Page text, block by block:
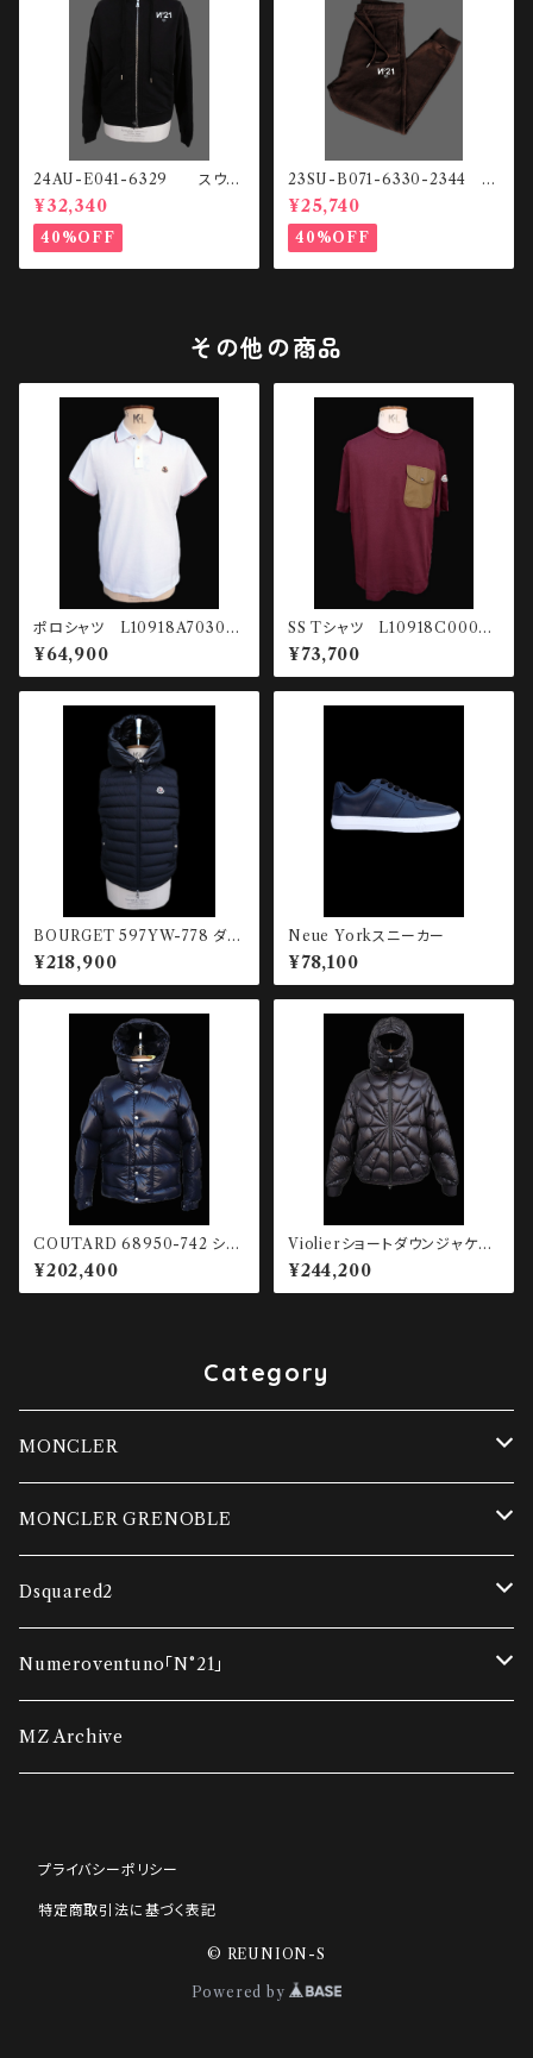
24AU-E041-6329 スウェ
ットHOODIE
¥32,340
40%OFF
23SU-B071-6330-2344
スウェットパンツ
¥25,740
40%OFF
その他の商品
ポロシャツ L10918A70300-
84556-001
¥64,900
SS Tシャツ L10918C00039
-89AUG-480
¥73,700
BOURGET 597YW-778 ダウ
ンベスト
¥218,900
Neue Yorkスニーカー
¥78,100
COUTARD 68950-742 ショ
ートダウンジャケット
¥202,400
Violierショートダウンジャケッ
ト
¥244,200
Category
MONCLER
ダウンベスト
コンビネーションカーディガン
ダウンジャケット
ウインドブレーカー
ニット
MONCLER GRENOBLE
ダウンベスト
ダウンジャケット
ポロシャツ・Tシャツ
スウェット
Dsquared2
Tシャツ
スウェット
アウター
Numeroventuno「N°21」
Tシャツ
ニット
MZ Archive
プライバシーポリシー
特定商取引法に基づく表記
© REUNION-S
Powered by